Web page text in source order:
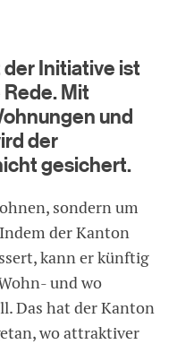
Initiative ist
Mit
und
der
gesichert.
sondern um
der Kanton
kann er künftig
und wo
Das hat der Kanton
wo attraktiver